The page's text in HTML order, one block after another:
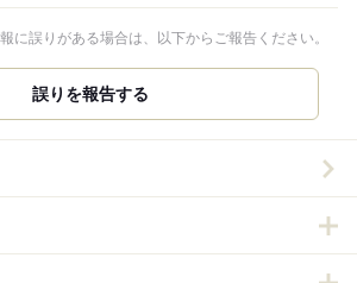
に誤りがある場合は、以下からご報告ください。
誤りを報告する